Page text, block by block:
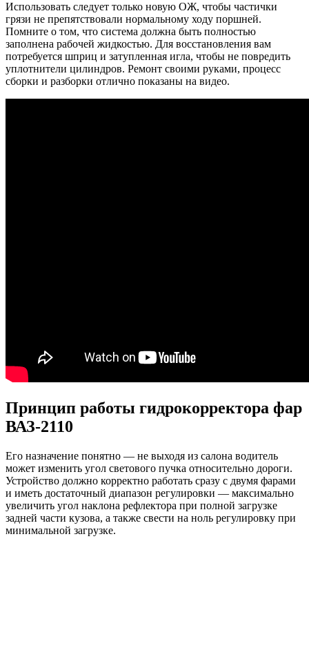
Использовать следует только новую ОЖ, чтобы частички
грязи не препятствовали нормальному ходу поршней.
Помните о том, что система должна быть полностью
заполнена рабочей жидкостью. Для восстановления вам
потребуется шприц и затупленная игла, чтобы не повредить
уплотнители цилиндров. Ремонт своими руками, процесс
сборки и разборки отлично показаны на видео.
Принцип работы гидрокорректора фар
ВАЗ-2110
Его назначение понятно — не выходя из салона водитель
может изменить угол светового пучка относительно дороги.
Устройство должно корректно работать сразу с двумя фарами
и иметь достаточный диапазон регулировки — максимально
увеличить угол наклона рефлектора при полной загрузке
задней части кузова, а также свести на ноль регулировку при
минимальной загрузке.